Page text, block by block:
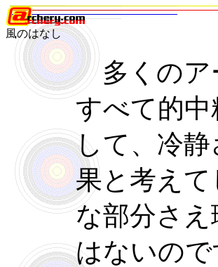
風のはなし
多くのア
すべて的
して、冷
果と考え
な部分さ
はないの